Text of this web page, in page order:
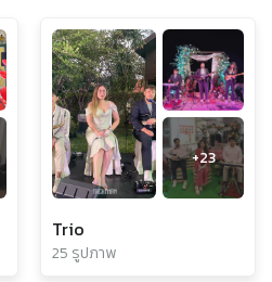
+23
Trio
25 รูปภาพ